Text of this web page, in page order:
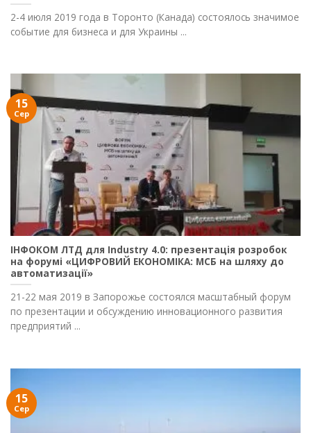
2-4 июля 2019 года в Торонто (Канада) состоялось значимое
событие для бизнеса и для Украины ...
ІНФОКОМ ЛТД для Industry 4.0: презентація розробок
на форумі «ЦИФРОВИЙ ЕКОНОМІКА: МСБ на шляху до
автоматизації»
21-22 мая 2019 в Запорожье состоялся масштабный форум
по презентации и обсуждению инновационного развития
предприятий ...
15
Сер
15
Сер